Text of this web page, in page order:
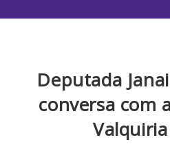
Deputada
conversa com